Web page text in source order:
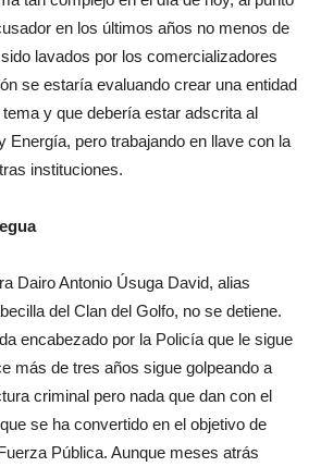
en los últimos años no menos de
lavados por los comercializadores
se estaría evaluando crear una entidad
y que debería estar adscrita al
Energía, pero trabajando en llave con la
instituciones.
Dairo Antonio Úsuga David, alias
del Clan del Golfo, no se detiene.
encabezado por la Policía que le sigue
más de tres años sigue golpeando a
criminal pero nada que dan con el
se ha convertido en el objetivo de
Pública. Aunque meses atrás